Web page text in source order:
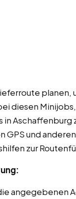
planen,
diesen
Aschaffenburg
GPS und anderen
zur
angegebenen